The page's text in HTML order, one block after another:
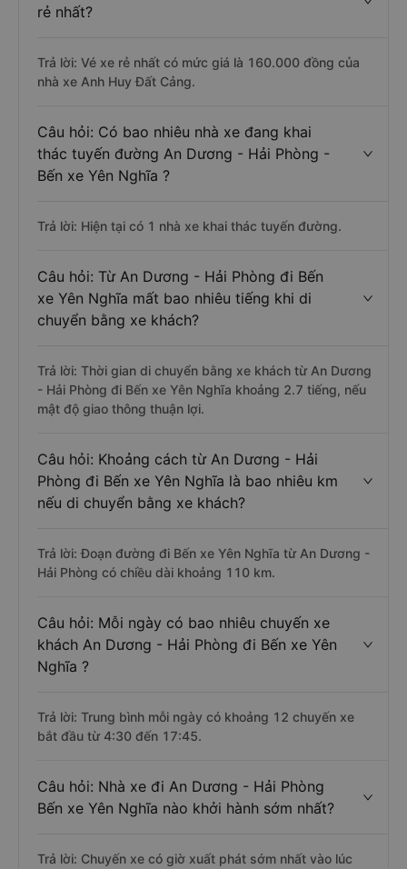
rẻ nhất?
Trả lời: Vé xe rẻ nhất có mức giá là 160.000 đồng của
nhà xe Anh Huy Đất Cảng.
Câu hỏi: Có bao nhiêu nhà xe đang khai
thác tuyến đường An Dương - Hải Phòng -
Bến xe Yên Nghĩa ?
Trả lời: Hiện tại có 1 nhà xe khai thác tuyến đường.
Câu hỏi: Từ An Dương - Hải Phòng đi Bến
xe Yên Nghĩa mất bao nhiêu tiếng khi di
chuyển bằng xe khách?
Trả lời: Thời gian di chuyển bằng xe khách từ An Dương
- Hải Phòng đi Bến xe Yên Nghĩa khoảng 2.7 tiếng, nếu
mật độ giao thông thuận lợi.
Câu hỏi: Khoảng cách từ An Dương - Hải
Phòng đi Bến xe Yên Nghĩa là bao nhiêu km
nếu di chuyển bằng xe khách?
Trả lời: Đoạn đường đi Bến xe Yên Nghĩa từ An Dương -
Hải Phòng có chiều dài khoảng 110 km.
Câu hỏi: Mỗi ngày có bao nhiêu chuyến xe
khách An Dương - Hải Phòng đi Bến xe Yên
Nghĩa ?
Trả lời: Trung bình mỗi ngày có khoảng 12 chuyến xe
bắt đầu từ 4:30 đến 17:45.
Câu hỏi: Nhà xe đi An Dương - Hải Phòng
Bến xe Yên Nghĩa nào khởi hành sớm nhất?
Trả lời: Chuyến xe có giờ xuất phát sớm nhất vào lúc